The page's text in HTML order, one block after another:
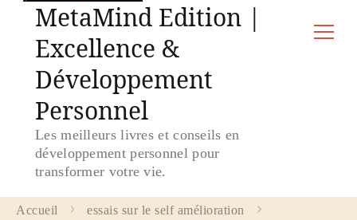
MetaMind Edition |
Excellence &
Développement
Personnel
Les meilleurs livres et conseils en
développement personnel pour
transformer votre vie.
Accueil
essais sur le self amélioration